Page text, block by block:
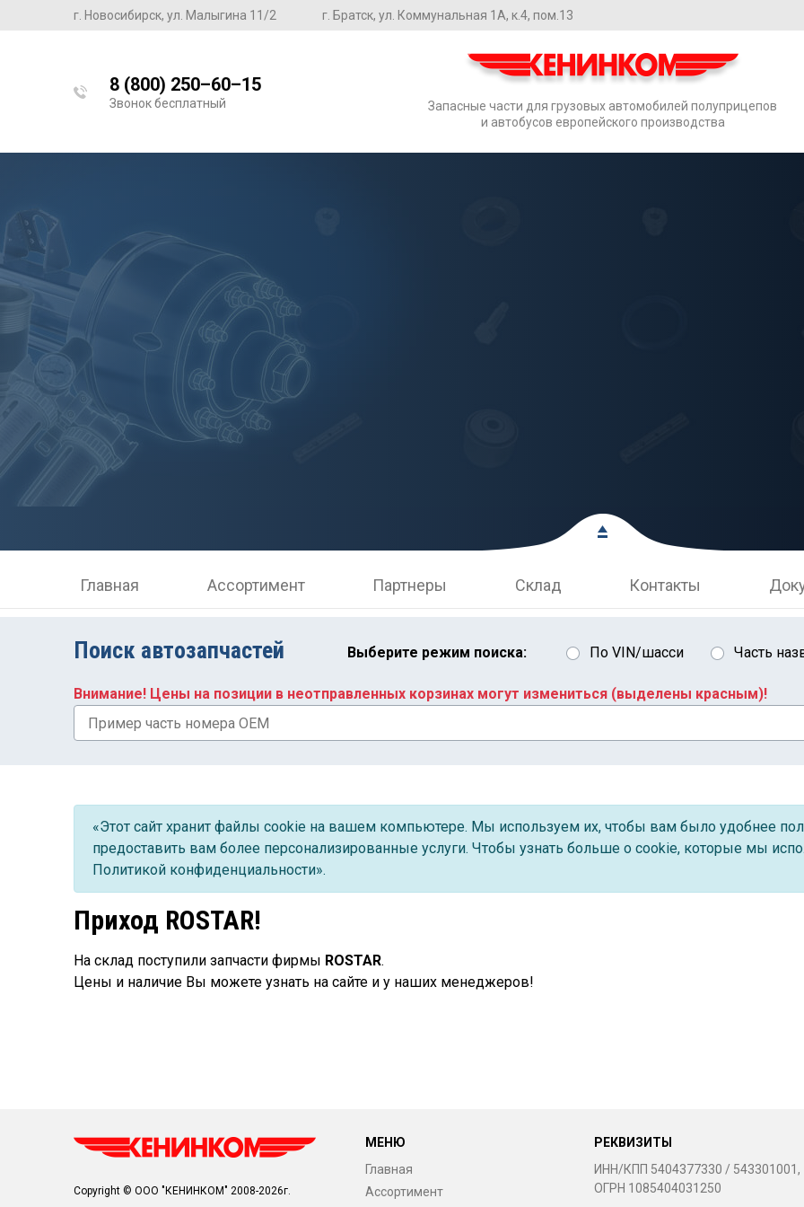
г. Новосибирск, ул. Малыгина 11/2 г. Братск, ул. Коммунальная 1А, к.4, пом.13
Запасные части для грузовых автомобилей полуприцепов
и автобусов европейского производства
8 (800) 250–60–15
Звонок бесплатный
Главная Ассортимент Партнеры Склад Контакты
Поиск автозапчастей Выберите режим поиска: По VIN/шасси Часть
Внимание! Цены на позиции в неотправленных корзинах могут измениться (выделены красным)!
«Этот сайт хранит файлы cookie на вашем компьютере. Мы используем их, чтобы вам было удобнее
предоставить вам более персонализированные услуги. Чтобы узнать больше о cookie, которые мы
Политикой конфиденциальности».
Приход ROSTAR!
На склад поступили запчасти фирмы ROSTAR.
Цены и наличие Вы можете узнать на сайте и у наших менеджеров!
Copyright © ООО "КЕНИНКОМ" 2008-2026г.
МЕНЮ
Главная
Ассортимент
РЕКВИЗИТЫ
ИНН/КПП 5404377330 / 543301001,
ОГРН 1085404031250